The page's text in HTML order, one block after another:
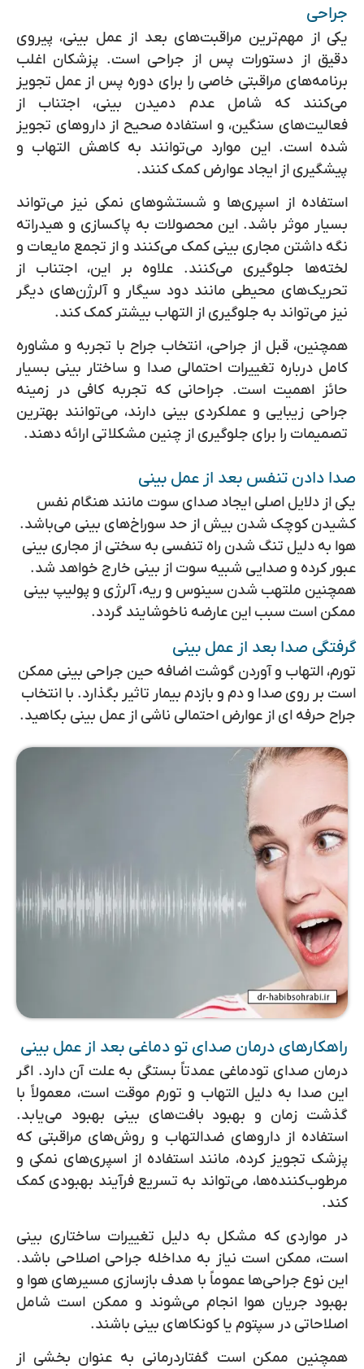
جراحی
یکی از مهم‌ترین مراقبت‌های بعد از عمل بینی، پیروی
دقیق از دستورات پس از جراحی است. پزشکان اغلب
برنامه‌های مراقبتی خاصی را برای دوره پس از عمل تجویز
می‌کنند که شامل عدم دمیدن بینی، اجتناب از
فعالیت‌های سنگین، و استفاده صحیح از داروهای تجویز
شده است. این موارد می‌توانند به کاهش التهاب و
پیشگیری از ایجاد عوارض کمک کنند.
استفاده از اسپری‌ها و شستشوهای نمکی نیز می‌تواند
بسیار موثر باشد. این محصولات به پاکسازی و هیدراته
نگه داشتن مجاری بینی کمک می‌کنند و از تجمع مایعات و
لخته‌ها جلوگیری می‌کنند. علاوه بر این، اجتناب از
تحریک‌های محیطی مانند دود سیگار و آلرژن‌های دیگر
نیز می‌تواند به جلوگیری از التهاب بیشتر کمک کند.
همچنین، قبل از جراحی، انتخاب جراح با تجربه و مشاوره
کامل درباره تغییرات احتمالی صدا و ساختار بینی بسیار
حائز اهمیت است. جراحانی که تجربه کافی در زمینه
جراحی زیبایی و عملکردی بینی دارند، می‌توانند بهترین
تصمیمات را برای جلوگیری از چنین مشکلاتی ارائه دهند.
صدا دادن تنفس بعد از عمل بینی
یکی از دلایل اصلی ایجاد صدای سوت مانند هنگام نفس
کشیدن کوچک شدن بیش از حد سوراخ‌های بینی می‌باشد.
هوا به دلیل تنگ شدن راه تنفسی به سختی از مجاری بینی
عبور کرده و صدایی شبیه سوت از بینی خارج خواهد شد.
همچنین ملتهب شدن سینوس و ریه، آلرژی و پولیپ بینی
ممکن است سبب این عارضه ناخوشایند گردد.
گرفتگی صدا بعد از عمل بینی
تورم، التهاب و آوردن گوشت اضافه حین جراحی بینی ممکن
است بر روی صدا و دم و بازدم بیمار تاثیر بگذارد. با انتخاب
جراح حرفه ای از عوارض احتمالی ناشی از عمل بینی بکاهید.
راهکارهای درمان صدای تو دماغی بعد از عمل بینی
درمان صدای تودماغی عمدتاً بستگی به علت آن دارد. اگر
این صدا به دلیل التهاب و تورم موقت است، معمولاً با
گذشت زمان و بهبود بافت‌های بینی بهبود می‌یابد.
استفاده از داروهای ضدالتهاب و روش‌های مراقبتی که
پزشک تجویز کرده، مانند استفاده از اسپری‌های نمکی و
مرطوب‌کننده‌ها، می‌تواند به تسریع فرآیند بهبودی کمک
کند.
در مواردی که مشکل به دلیل تغییرات ساختاری بینی
است، ممکن است نیاز به مداخله جراحی اصلاحی باشد.
این نوع جراحی‌ها عموماً با هدف بازسازی مسیرهای هوا و
بهبود جریان هوا انجام می‌شوند و ممکن است شامل
اصلاحاتی در سپتوم یا کونکاهای بینی باشند.
همچنین ممکن است گفتاردرمانی به عنوان بخشی از